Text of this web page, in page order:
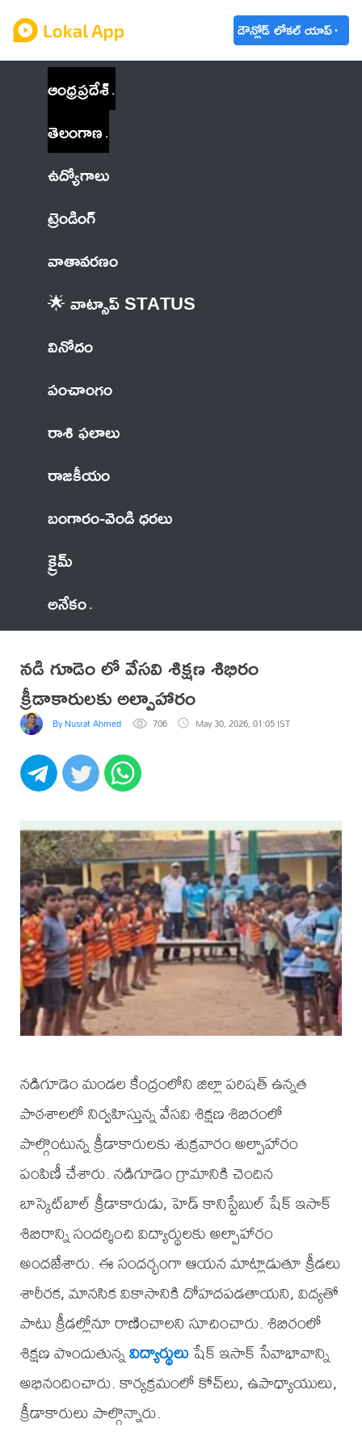
డౌన్లోడ్ లోకల్ యాప్
ఆంధ్రప్రదేశ్
తెలంగాణ
ఉద్యోగాలు
ట్రెండింగ్
వాతావరణం
🌟 వాట్సాప్ STATUS
వినోదం
పంచాంగం
రాశి ఫలాలు
రాజకీయం
బంగారం-వెండి ధరలు
క్రైమ్
అనేకం
నడి గూడెం లో వేసవి శిక్షణ శిభిరం
క్రీడాకారులకు అల్పాహారం
By Nusrat Ahmed 706 May 30, 2026, 01:05 IST
నడిగూడెం మండల కేంద్రంలోని జిల్లా పరిషత్ ఉన్నత
పాఠశాలలో నిర్వహిస్తున్న వేసవి శిక్షణ శిబిరంలో
పాల్గొంటున్న క్రీడాకారులకు శుక్రవారం అల్పాహారం
పంపిణీ చేశారు. నడిగూడెం గ్రామానికి చెందిన
బాస్కెట్‌బాల్ క్రీడాకారుడు, హెడ్ కానిస్టేబుల్ షేక్ ఇసాక్
శిబిరాన్ని సందర్శించి విద్యార్థులకు అల్పాహారం
అందజేశారు. ఈ సందర్భంగా ఆయన మాట్లాడుతూ క్రీడలు
శారీరక, మానసిక వికాసానికి దోహదపడతాయని, విద్యతో
పాటు క్రీడల్లోనూ రాణించాలని సూచించారు. శిబిరంలో
శిక్షణ పొందుతున్నవిద్యార్థులుషేక్ ఇసాక్ సేవాభావాన్ని
అభినందించారు. కార్యక్రమంలో కోచ్‌లు, ఉపాధ్యాయులు,
క్రీడాకారులు పాల్గొన్నారు.